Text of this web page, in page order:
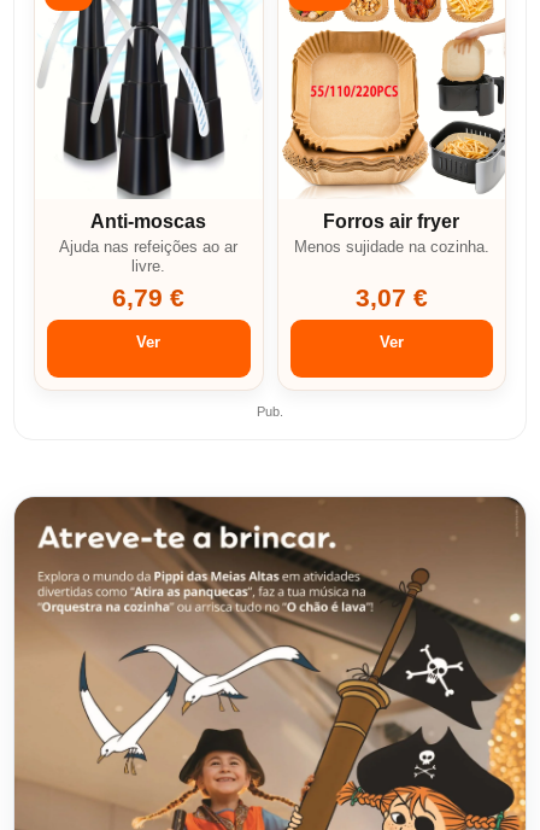
Anti-moscas
Ajuda nas refeições ao ar
livre.
6,79 €
Ver
Forros air fryer
Menos sujidade na cozinha.
3,07 €
Ver
Pub.